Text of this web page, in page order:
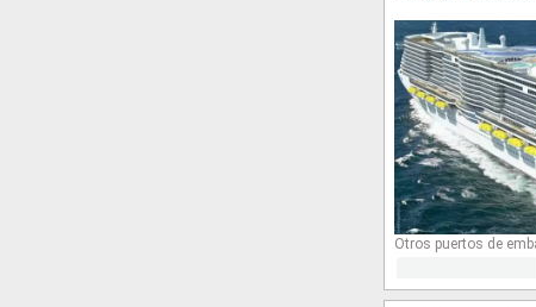
Otros puertos de